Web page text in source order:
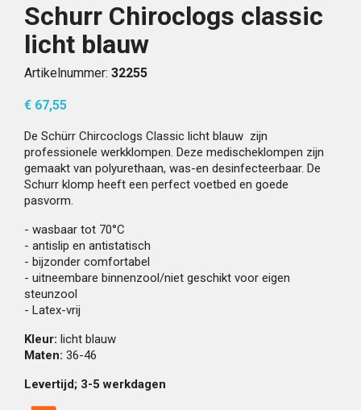
Schurr Chiroclogs classic
licht blauw
Artikelnummer: 32255
€ 67,55
De Schürr Chircoclogs Classic licht blauw zijn
professionele werkklompen. Deze medischeklompen zijn
gemaakt van polyurethaan, was-en desinfecteerbaar. De
Schurr klomp heeft een perfect voetbed en goede
pasvorm.
- wasbaar tot 70°C
- antislip en antistatisch
- bijzonder comfortabel
- uitneembare binnenzool/niet geschikt voor eigen
steunzool
- Latex-vrij
Kleur: licht blauw
Maten: 36-46
Levertijd; 3-5 werkdagen